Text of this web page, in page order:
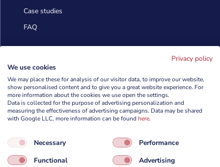
Case studies
FAQ
 info@cyberforces.com
 +48 505 372 810

ul. Petuniowa 9/5,
53-238 Wrocław,
Privacy policy
We use cookies
We may place these for analysis of our visitor data, to improve our website,
show personalised content and to give you a great website experience. For
more information about the cookies we use open the settings.
Data is collected for the purpose of advertising personalization and
measuring the effectiveness of advertising campaigns. Data may be shared
with Google LLC, more information can be found here.
Necessary
Performance
Functional
Advertising